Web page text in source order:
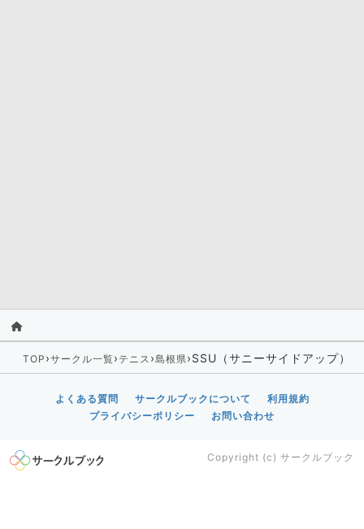
TOP ›サークル一覧› テニス ›島根県›SSU（サニーサイドアップ）
よくある質問 サークルブックについて
利用規約
プライバシーポリシー
お問い合わせ
Copyright (c) サークルブック